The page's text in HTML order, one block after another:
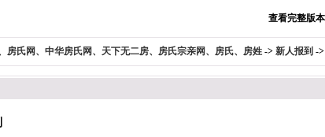
查看完整版
房氏网、中华房氏网、天下无二房、房氏宗亲网、房氏、房姓 -> 新人报到 ->